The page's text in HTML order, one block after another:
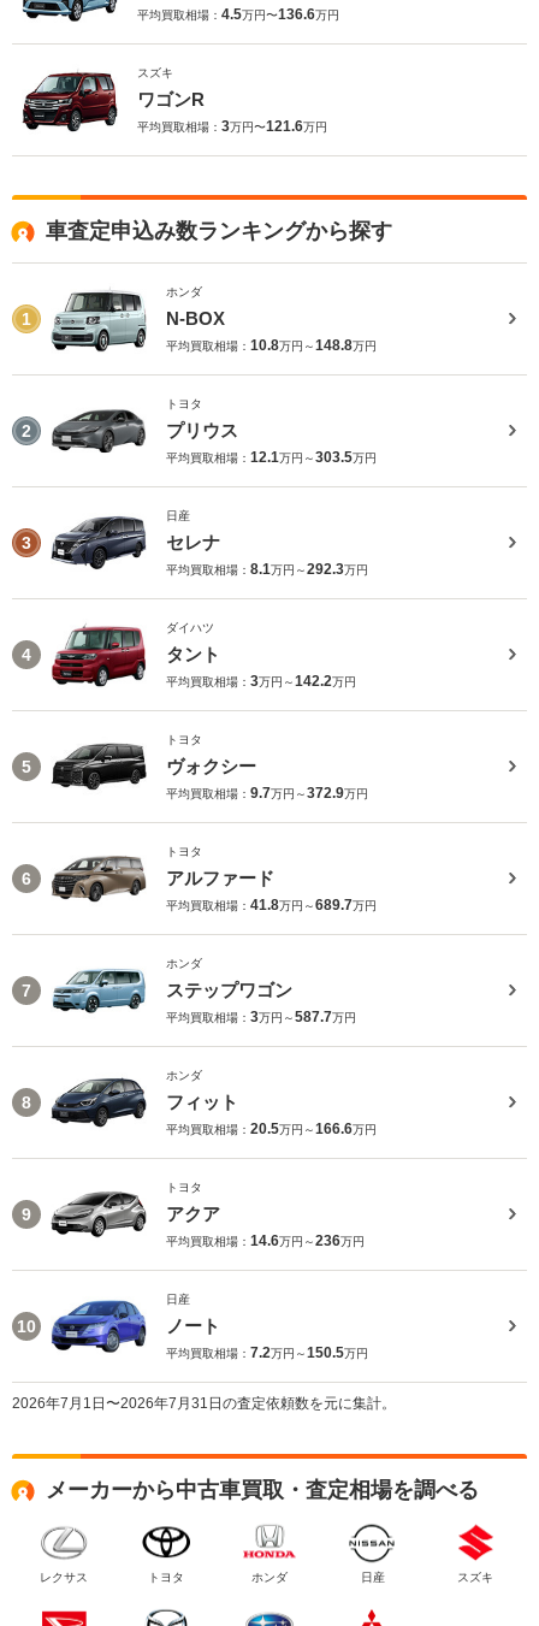
平均買取相場： 4.5万円〜136.6万円
スズキ
ワゴンR
平均買取相場： 3万円〜121.6万円
車査定申込み数ランキングから探す
1
ホンダ
N-BOX
平均買取相場： 10.8万円～148.8万円
2
トヨタ
プリウス
平均買取相場： 12.1万円～303.5万円
3
日産
セレナ
平均買取相場： 8.1万円～292.3万円
4
ダイハツ
タント
平均買取相場： 3万円～142.2万円
5
トヨタ
ヴォクシー
平均買取相場： 9.7万円～372.9万円
6
トヨタ
アルファード
平均買取相場： 41.8万円～689.7万円
7
ホンダ
ステップワゴン
平均買取相場： 3万円～587.7万円
8
ホンダ
フィット
平均買取相場： 20.5万円～166.6万円
9
トヨタ
アクア
平均買取相場： 14.6万円～236万円
10
日産
ノート
平均買取相場： 7.2万円～150.5万円
2026年7月1日〜2026年7月31日の査定依頼数を元に集計。
メーカーから中古車買取・査定相場を調べる
レクサス トヨタ ホンダ 日産 スズキ